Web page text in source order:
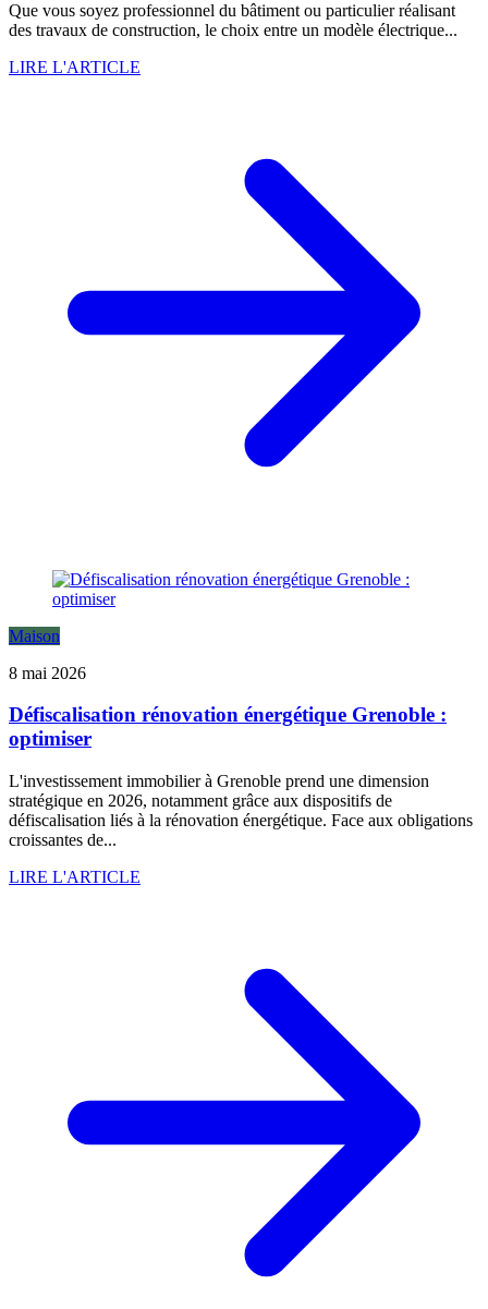
Que vous soyez professionnel du bâtiment ou particulier réalisant
des travaux de construction, le choix entre un modèle électrique...
LIRE L'ARTICLE
Maison
8 mai 2026
Défiscalisation rénovation énergétique Grenoble :
optimiser
L'investissement immobilier à Grenoble prend une dimension
stratégique en 2026, notamment grâce aux dispositifs de
défiscalisation liés à la rénovation énergétique. Face aux obligations
croissantes de...
LIRE L'ARTICLE